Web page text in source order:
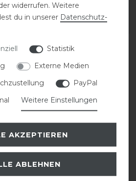
0.075 Liter | 132,00 € / Liter
ARTIKEL MERKEN
Stassek Equifix Faulpelz
Lederpflege easy-care
widerrufen. Weitere
du in unserer Daten­schutz­
Statistik
Externe Medien
PayPal
Weitere Einstellungen
AKZEPTIEREN
ABLEHNEN